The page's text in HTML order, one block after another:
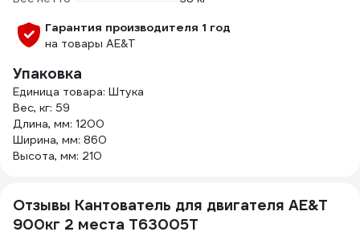
Гарантия производителя 1 год
на товары AE&T
Упаковка
Единица товара: Штука
Вес, кг: 59
Длина, мм: 1200
Ширина, мм: 860
Высота, мм: 210
Отзывы Кантователь для двигателя AE&T
900кг 2 места T63005T